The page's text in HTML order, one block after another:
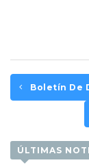
Boletín De
ÚLTIMAS